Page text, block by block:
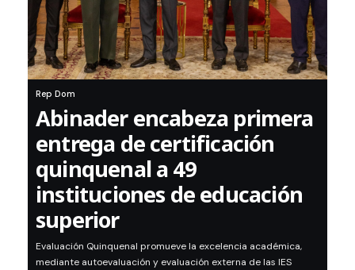
Rep Dom
Abinader encabeza primera
entrega de certificación
quinquenal a 49
instituciones de educación
superior
Evaluación Quinquenal promueve la excelencia académica,
mediante autoevaluación y evaluación externa de las IES